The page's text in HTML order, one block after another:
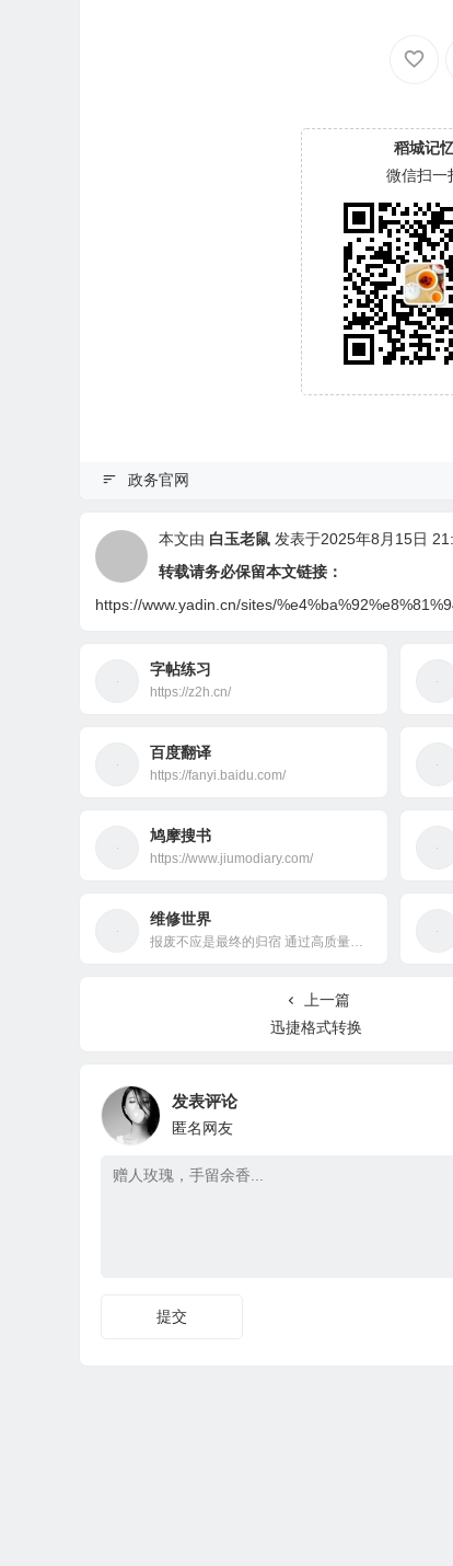
稻城记
微信扫一
政务官网
本文由 白玉老鼠 发表于2025年8月15日
转载请务必保留本文链接：
https://www.yadin.cn/sites/
字帖练习
https://z2h.cn/
百度翻译
https://fanyi.baidu.com/
鸠摩搜书
https://www.jiumodiary.com/
维修世界
报废不应是最终的归宿 通过高质量的维修零件和工具以及强大的社区专业知识，获得你所需要的指导。
上一篇
迅捷格式转换
发表评论
匿名网友
提交